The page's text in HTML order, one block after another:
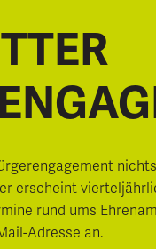
erscheint
rund ums
Adresse an.